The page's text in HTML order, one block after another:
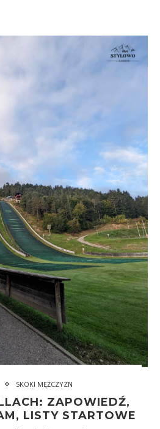
SKOKI MĘŻCZYZN
ZAPOWIEDŹ,
LISTY STARTOWE